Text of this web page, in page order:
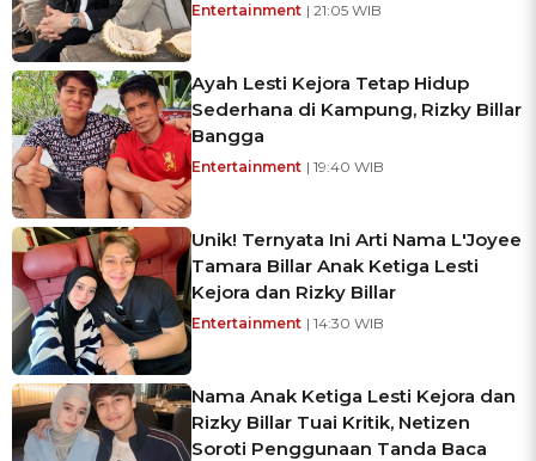
Entertainment | 21:05 WIB
Ayah Lesti Kejora Tetap Hidup
Sederhana di Kampung, Rizky Billar
Bangga
Entertainment | 19:40 WIB
Unik! Ternyata Ini Arti Nama L'Joyee
Tamara Billar Anak Ketiga Lesti
Kejora dan Rizky Billar
Entertainment | 14:30 WIB
Nama Anak Ketiga Lesti Kejora dan
Rizky Billar Tuai Kritik, Netizen
Soroti Penggunaan Tanda Baca